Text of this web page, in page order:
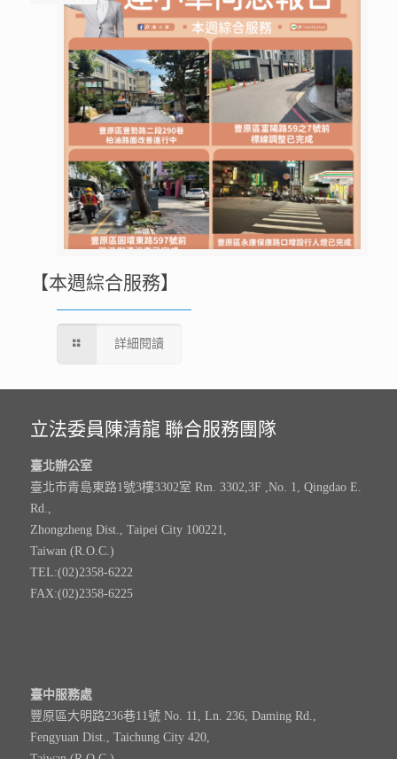
【本週綜合服務】
詳細閱讀
立法委員陳清龍 聯合服務團隊
臺北辦公室
臺北市青島東路1號3樓3302室 Rm. 3302,3F ,No. 1, Qingdao E.
Rd.,
Zhongzheng Dist., Taipei City 100221,
Taiwan (R.O.C.)
TEL:(02)2358-6222
FAX:(02)2358-6225
臺中服務處
豐原區大明路236巷11號 No. 11, Ln. 236, Daming Rd.,
Fengyuan Dist., Taichung City 420,